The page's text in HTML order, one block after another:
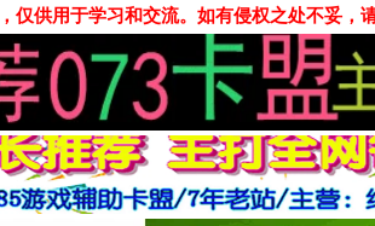
仅供用于学习和交流。如有侵权之处不妥，